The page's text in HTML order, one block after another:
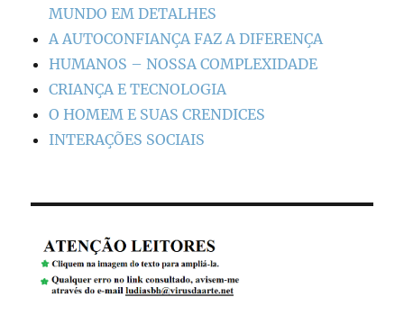
MUNDO EM DETALHES
A AUTOCONFIANÇA FAZ A DIFERENÇA
HUMANOS – NOSSA COMPLEXIDADE
CRIANÇA E TECNOLOGIA
O HOMEM E SUAS CRENDICES
INTERAÇÕES SOCIAIS